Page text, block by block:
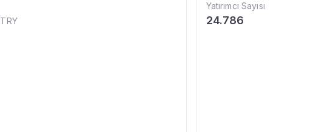
TRY
Yatırımcı Sayısı
24.786